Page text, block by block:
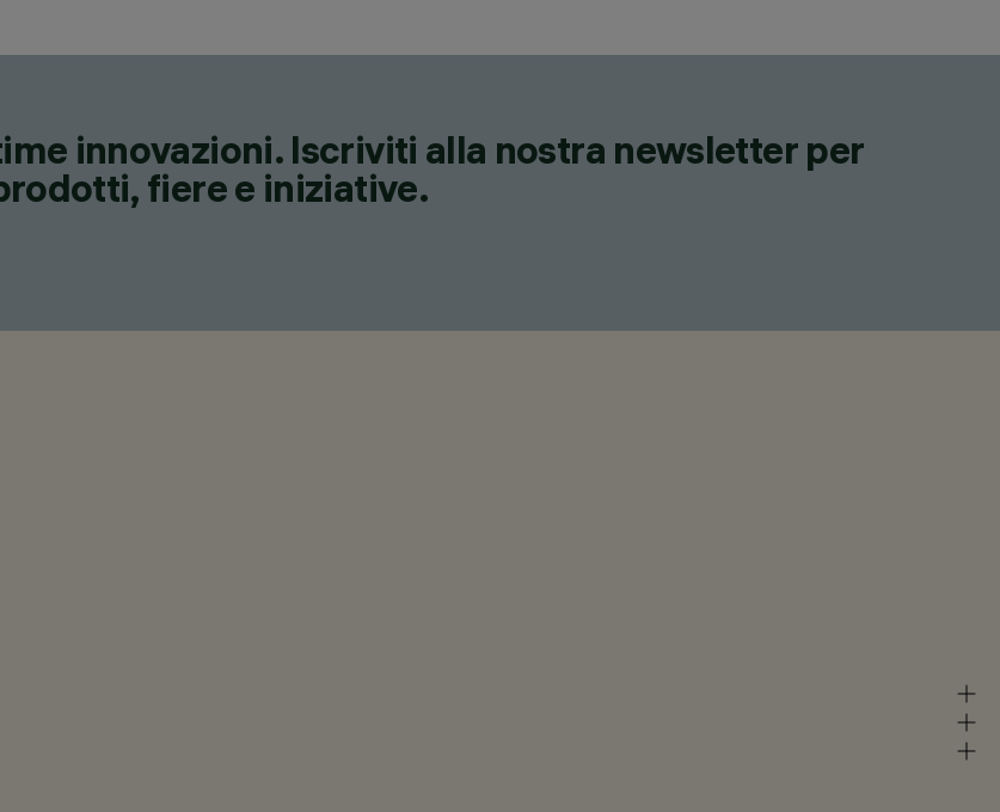
innovazioni. Iscriviti alla nostra newsletter per
fiere e iniziative.